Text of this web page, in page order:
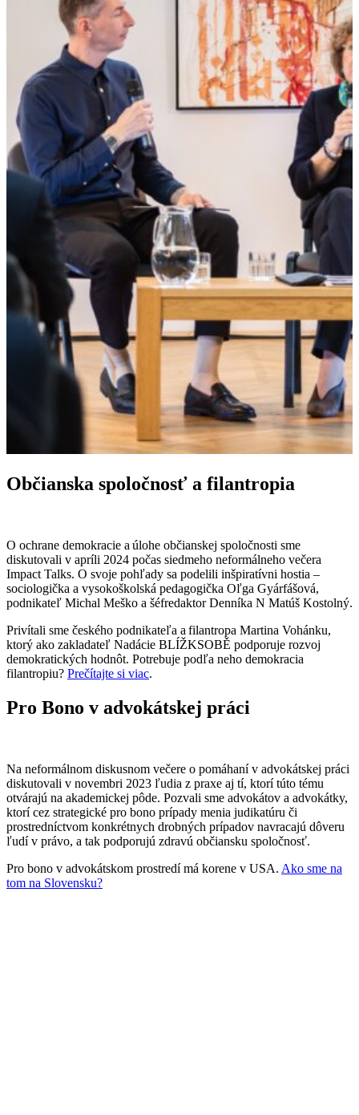
Občianska spoločnosť a filantropia
O ochrane demokracie a úlohe občianskej spoločnosti sme
diskutovali v apríli 2024 počas siedmeho neformálneho večera
Impact Talks. O svoje pohľady sa podelili inšpiratívni hostia –
sociologička a vysokoškolská pedagogička Oľga Gyárfášová,
podnikateľ Michal Meško a šéfredaktor Denníka N Matúš Kostolný.
Privítali sme českého podnikateľa a filantropa Martina Vohánku,
ktorý ako zakladateľ Nadácie BLÍŽKSOBĚ podporuje rozvoj
demokratických hodnôt. Potrebuje podľa neho demokracia
filantropiu? Prečítajte si viac.
Pro Bono v advokátskej práci
Na neformálnom diskusnom večere o pomáhaní v advokátskej práci
diskutovali v novembri 2023 ľudia z praxe aj tí, ktorí túto tému
otvárajú na akademickej pôde. Pozvali sme advokátov a advokátky,
ktorí cez strategické pro bono prípady menia judikatúru či
prostredníctvom konkrétnych drobných prípadov navracajú dôveru
ľudí v právo, a tak podporujú zdravú občiansku spoločnosť.
Pro bono v advokátskom prostredí má korene v USA. Ako sme na
tom na Slovensku?